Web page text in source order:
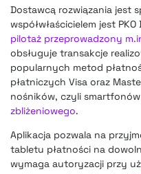
Dostawcą rozwiązania jest
współwłaścicielem jest PKO
pilotaż przeprowadzony
obsługuje transakcje
popularnych metod
płatniczych Visa oraz
nośników, czyli
zbliżeniowego.
Aplikacja pozwala na
tabletu płatności na
wymaga autoryzacji przy